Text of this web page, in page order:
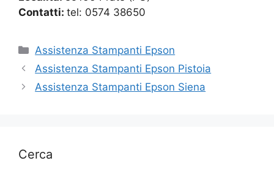
Contatti: tel: 0574 38650
Categorie
Assistenza Stampanti Epson
Assistenza Stampanti Epson Pistoia
Assistenza Stampanti Epson Siena
Cerca